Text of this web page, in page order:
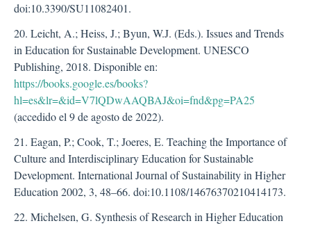
doi:10.3390/SU11082401.
20. Leicht, A.; Heiss, J.; Byun, W.J. (Eds.). Issues and Trends
in Education for Sustainable Development. UNESCO
Publishing, 2018. Disponible en:
https://books.google.es/books?
hl=es&lr=&id=V7lQDwAAQBAJ&oi=fnd&pg=PA25
(accedido el 9 de agosto de 2022).
21. Eagan, P.; Cook, T.; Joeres, E. Teaching the Importance of
Culture and Interdisciplinary Education for Sustainable
Development. International Journal of Sustainability in Higher
Education 2002, 3, 48–66. doi:10.1108/14676370210414173.
22. Michelsen, G. Synthesis of Research in Higher Education